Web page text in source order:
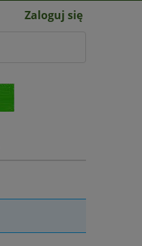
Zaloguj się